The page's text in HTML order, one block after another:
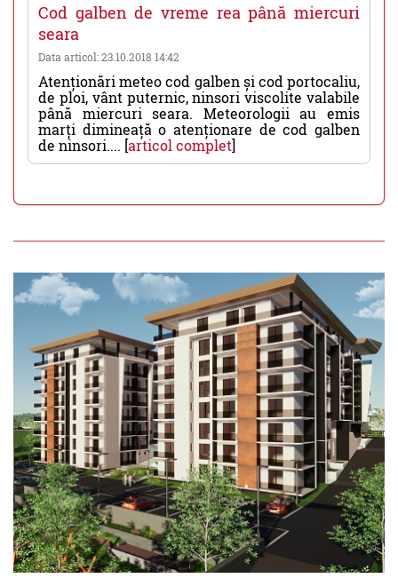
Cod galben de vreme rea până miercuri
seara
Data articol: 23.10.2018 14:42
Atenționări meteo cod galben și cod portocaliu,
de ploi, vânt puternic, ninsori viscolite valabile
până miercuri seara. Meteorologii au emis
marți dimineață o atenționare de cod galben
de ninsori.... [articol complet]